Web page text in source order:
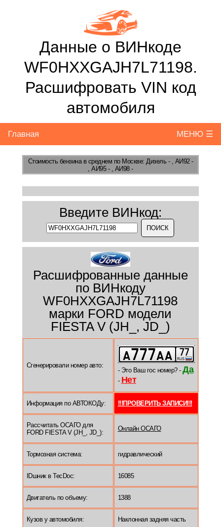
Данные о ВИНкоде
WF0HXXGAJH7L71198.
Расшифровать VIN код
автомобиля
Главная МЕНЮ ☰
Стоимость бензинав среднем по Москве: Дизель - , АИ92 -
, АИ95 - , АИ98 -
Введите ВИНкод:
Расшифрованные данные
по ВИНкоду
WF0HXXGAJH7L71198
марки FORD модели
FIESTA V (JH_, JD_)
Сгенерировали номер авто:
- Это Ваш гос номер? - Да
- Нет
Информация по АВТОКОДу: !!!ПРОВЕРИТЬ ЗАПИСИ!!!
Рассчитать ОСАГО для
FORD FIESTA V (JH_, JD_):
Онлайн ОСАГО
Тормозная система: гидравлический
IDшник в TecDoc: 16085
Двигатель по объему: 1388
Кузов у автомобиля: Наклонная задняя часть